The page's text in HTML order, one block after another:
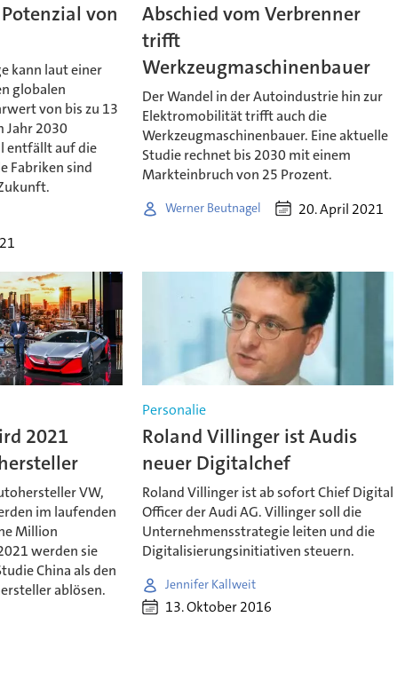
von
kann laut einer
globalen
von bis zu 13
Jahr 2030
entfällt auf die
Fabriken sind
Abschied vom Verbrenner
trifft
Werkzeugmaschinenbauer
Der Wandel in der Autoindustrie hin zur
Elektromobilität trifft auch die
Werkzeugmaschinenbauer. Eine aktuelle
Studie rechnet bis 2030 mit einem
Markteinbruch von 25 Prozent.
Werner Beutnagel 20. April 2021
2021
VW,
im laufenden
Million
werden sie
China als den
ablösen.
Personalie
Roland Villinger ist Audis
neuer Digitalchef
Roland Villinger ist ab sofort Chief Digital
Officer der Audi AG. Villinger soll die
Unternehmensstrategie leiten und die
Digitalisierungsinitiativen steuern.
Jennifer Kallweit
13. Oktober 2016